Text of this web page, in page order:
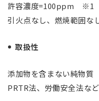
許容濃度=100ppm ※1
引火点なし、燃焼範囲な
取扱性
添加物を含まない純物質
PRTR法、労働安全法な